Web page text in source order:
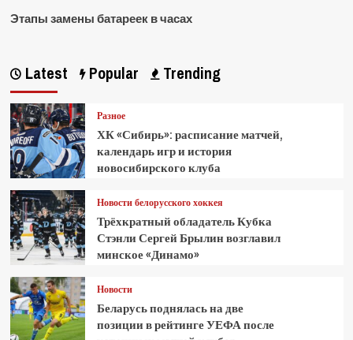
Этапы замены батареек в часах
Latest Popular Trending
Разное
ХК «Сибирь»: расписание матчей,
календарь игр и история
новосибирского клуба
Новости белорусского хоккея
Трёхкратный обладатель Кубка
Стэнли Сергей Брылин возглавил
минское «Динамо»
Новости
Беларусь поднялась на две
позиции в рейтинге УЕФА после